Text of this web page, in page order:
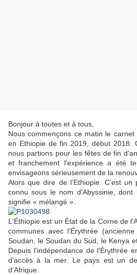
Bonjour à toutes et à tous,
Nous commençons ce matin le
en Ethiopie de fin 2019, début 2018.
nous partions pour les fêtes de fin
et franchement l'expérience a été
envisageons sérieusement de la
Alors que dire de l'Ethiopie. C'est un
connu sous le nom d'Abyssinie, dont
signifie « mélangé ».
L'Éthiopie est un État de la Corne de
communes avec l'Érythrée
Soudan, le Soudan du Sud, le Kenya
Depuis l'indépendance de l'Érythrée
d'accès à la mer. Le pays est un
d’Afrique.